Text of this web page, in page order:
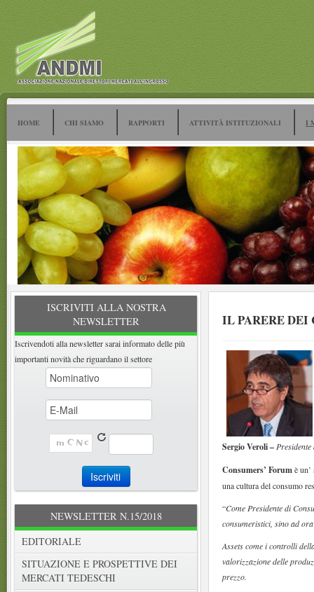
HOME CHI SIAMO RAPPORTI ATTIVITÀ ISTITUZIONALI I
ISCRIVITI ALLA NOSTRA
NEWSLETTER
Iscrivendoti alla newsletter sarai informato delle più
importanti novità che riguardano il settore
NEWSLETTER N.15/2018
EDITORIALE
SITUAZIONE E PROSPETTIVE DEI
MERCATI TEDESCHI
IL PARERE DEI
Sergio Veroli –
Consumers’ Forumè
una cultura del consumo
“Come Presidente di
consumeristici, sino ad
Assets come i controlli
valorizzazione delle
prezzo.